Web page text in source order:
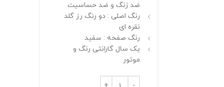
ضد زنگ و ضد حساسیت
رنگ اصلی : دو رنگ رز گلد
نقره ای
رنگ صفحه : سفید
یک سال گارانتی رنگ و
موتور